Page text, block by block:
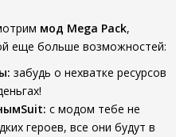
мод Mega Pack,
еще больше возможностей:
забудь о нехватке ресурсов
с модом тебе не
героев, все они будут в